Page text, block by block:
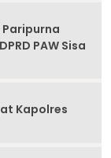
PAW Sisa
Kapolres